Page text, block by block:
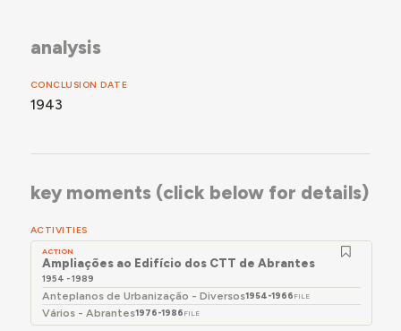
analysis
CONCLUSION DATE
1943
key moments (click below for details)
ACTIVITIES
ACTION
Ampliações ao Edifício dos CTT de Abrantes
1954 - 1989
Anteplanos de Urbanização - Diversos1954-1966 FILE
Vários - Abrantes1976-1986 FILE